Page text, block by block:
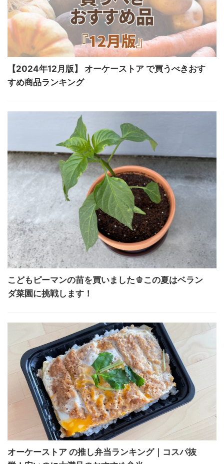
【2024年12月版】 オーケーストア で買うべきおす
すめ商品ランキング
こどもピーマンの苗を買いました🫑この夏はベラン
ダ菜園に挑戦します！
オーケーストア の推し弁当ランキング｜コスパ抜